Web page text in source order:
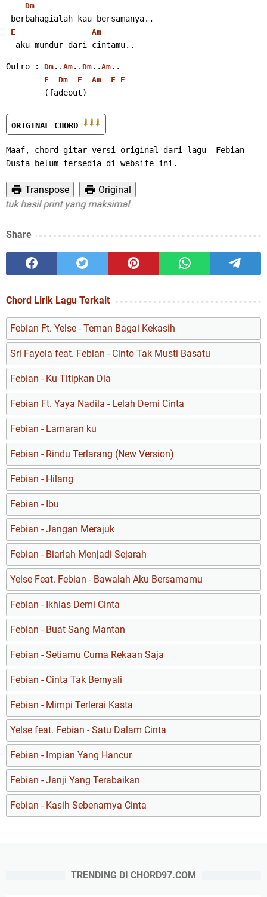
Dm
berbahagialah kau bersamanya..
E Am
  aku mundur dari cintamu..
Outro : Dm .. Am .. Dm .. Am ..
F Dm E Am F E
        (fadeout)
ORIGINAL CHORD
Maaf, chord gitar versi original dari lagu  Febian –
Dusta belum tersedia di website ini.
Transpose
Original
hasil print yang maksimal
Share
Chord Lirik Lagu Terkait
Febian Ft. Yelse - Teman Bagai Kekasih
Sri Fayola feat. Febian - Cinto Tak Musti Basatu
Febian - Ku Titipkan Dia
Febian Ft. Yaya Nadila - Lelah Demi Cinta
Febian - Lamaran ku
Febian - Rindu Terlarang (New Version)
Febian - Hilang
Febian - Ibu
Febian - Jangan Merajuk
Febian - Biarlah Menjadi Sejarah
Yelse Feat. Febian - Bawalah Aku Bersamamu
Febian - Ikhlas Demi Cinta
Febian - Buat Sang Mantan
Febian - Setiamu Cuma Rekaan Saja
Febian - Cinta Tak Bernyali
Febian - Mimpi Terlerai Kasta
Yelse feat. Febian - Satu Dalam Cinta
Febian - Impian Yang Hancur
Febian - Janji Yang Terabaikan
Febian - Kasih Sebenarnya Cinta
TRENDING DI CHORD97.COM